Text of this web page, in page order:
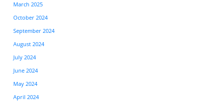
March 2025
October 2024
September 2024
August 2024
July 2024
June 2024
May 2024
April 2024